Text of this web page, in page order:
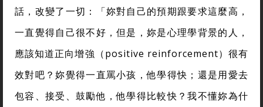
話，改變了一切：「妳對自己的預期跟要求這麼高，
一直覺得自己很不好，但是，妳是心理學背景的人，
應該知道正向增強（positive reinforcement）很有
效對吧？妳覺得一直罵小孩，他學得快；還是用愛去
包容、接受、鼓勵他，他學得比較快？我不懂妳為什